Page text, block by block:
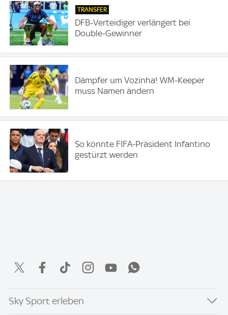
TRANSFER
DFB-Verteidiger verlängert bei
Double-Gewinner
Dämpfer um Vozinha! WM-Keeper
muss Namen ändern
So könnte FIFA-Präsident Infantino
gestürzt werden
Sky Sport erleben